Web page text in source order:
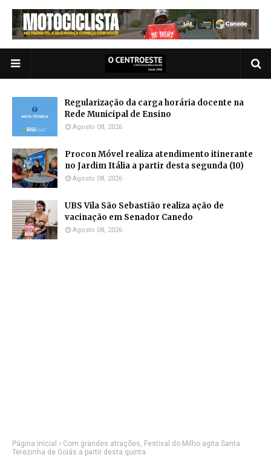
Regularização da carga horária docente na
Rede Municipal de Ensino
Agosto 08, 2026
Procon Móvel realiza atendimento itinerante
no Jardim Itália a partir desta segunda (10)
Agosto 08, 2026
UBS Vila São Sebastião realiza ação de
vacinação em Senador Canedo
Agosto 08, 2026
Página inicial
Com grandes atrações, Festival do Milho agita Santa
Terezinha de Goiás a partir desta quinta